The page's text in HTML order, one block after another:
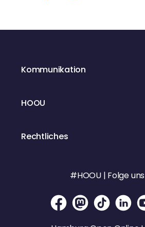
g
n
a
i
Kommunikation
HOOU
Rechtliches
#HOOU | Folge